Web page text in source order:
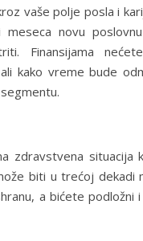
vaše polje posla i
novu
Finansijama
kako vreme bude
zdravstvena situacija
biti u trećoj dekadi
a bićete podložni